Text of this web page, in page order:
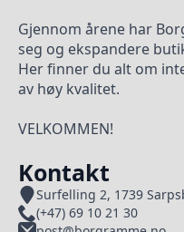
Gjennom årene har
seg og ekspandere
Her finner du alt om
av høy kvalitet.
VELKOMMEN!
Kontakt
Surfelling 2, 1739
(+47) 69 10 21 30